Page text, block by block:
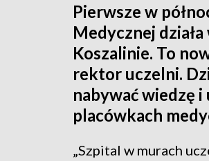
Pierwsze w
Medycznej
Koszalinie. To
rektor uczelni.
nabywać wiedzę
placówkach
„Szpital w murach